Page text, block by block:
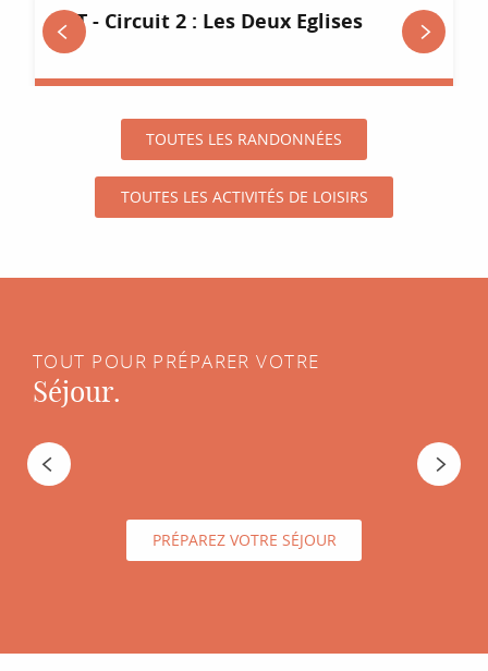
VTT - Circuit 2 : Les Deux Eglises
TOUTES LES RANDONNÉES
TOUTES LES ACTIVITÉS DE LOISIRS
TOUT POUR PRÉPARER VOTRE
Séjour.
PRÉPAREZ VOTRE SÉJOUR